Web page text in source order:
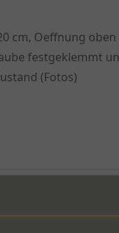
cm, Oeffnung
festgeklemmt
(Fotos)